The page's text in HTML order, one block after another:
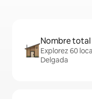
Nombre total
Explorez 60
Delgada